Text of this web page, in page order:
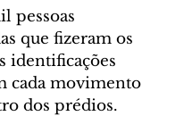
pessoas
que fizeram os
identificações
cada movimento
dos prédios.